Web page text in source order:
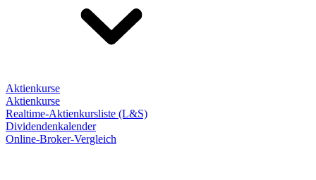
Aktienkurse
Aktienkurse
Realtime-Aktienkursliste (L&S)
Dividendenkalender
Online-Broker-Vergleich